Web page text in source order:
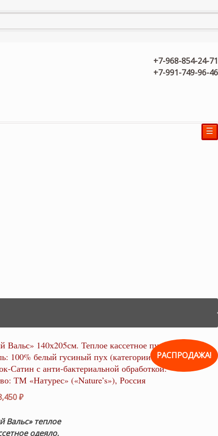
+7-968-854-24-71
+7-991-749-96-46
☰
РАСПРОДАЖА!
Вальс» 140х205см. Теплое кассетное пуховое одеяло.
100% белый гусиный пух (категории Экстра). Ткань:
Сатин с анти-бактериальной обработкой.
ТМ «Натурес» («Nature’s»), Россия
₽.
₽Текущая
18,450 ₽.
Вальс» теплое
одеяло.